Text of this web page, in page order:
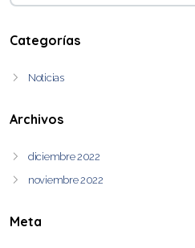
Categorías
Noticias
Archivos
diciembre 2022
noviembre 2022
Meta